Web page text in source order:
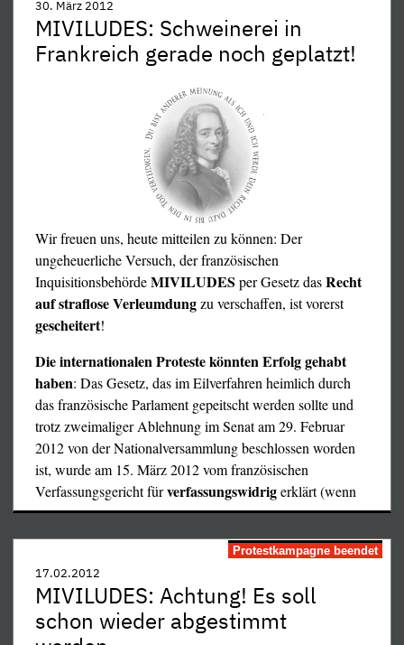
Viahttp://www.elysee.fr
Au
Président de la République
55, rue du faubourg Saint-Honoré
Und bitte eine Kopie an uns!
Mit voltairianischen Grüßen,
Anna Krafft
Bund gegen Anpassung
PS: Anbei unsere Protestbriefe an den Senatspräsidenten
vom
18.01.2013und vom 13.11.2011sowie unser
Rundbrief vom 30.3.2012
Hier die offizielle Senatseitehttp://www.senat.fr/leg/ppl12-
233.html
»Gott ist groß« oder »drei und drei ist sieben« kreischt.
Zum richtigen Ergebnis kommt man weder durch
staatlichen Zwang noch durch sozialen Druck, sondern
nur durch die Freiheit der diszipliniert geführten Debatte.
Daher bedeutet uns diese Freiheit alles, ihr Ergebnis nur
dann etwas, wenn es deren Resultat und nicht etwa ein
Dogma ist.
Das sehen unsere Mitatheisten, besonders deren
französische Fraktion, ganz anders und ekeln sich daher
Konkurrenten der Großkirchen auf dem Markt der
organisierten Phantasien, sondern wollen sich vielmehr
durch das Mitmachen bei deren Verfolgung bei den diese
betreibenden Staatsorganen als deren künftige Empfänger
von Staatsknete einschmeicheln und bewähren. Dabei ist
30. März 2012
MIVILUDES: Schweinerei in
Frankreich gerade noch geplatzt!
Wir freuen uns, heute mitteilen zu können: Der
ungeheuerliche Versuch, der französischen
InquisitionsbehördeMIVILUDES per Gesetz dasRecht
auf straflose Verleumdungzu verschaffen, ist vorerst
gescheitert!
Die internationalen Proteste könnten Erfolg gehabt
haben: Das Gesetz, das im Eilverfahren heimlich durch
das französische Parlament gepeitscht werden sollte und
trotz zweimaliger Ablehnung im Senat am 29. Februar
2012 von der Nationalversammlung beschlossen worden
ist, wurde am 15. März 2012 vom französischen
Verfassungsgericht fürverfassungswidrigerklärt (wenn
…
Protestkampagne beendet
17.02.2012
MIVILUDES: Achtung! Es soll
schon wieder abgestimmt